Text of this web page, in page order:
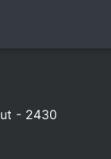
- 2430